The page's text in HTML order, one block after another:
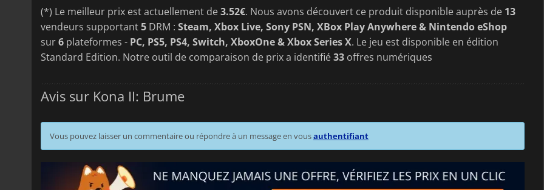
(*) Le meilleur prix est actuellement de3.52€. Nous avons découvert ce produit disponible auprès de 13
vendeurs supportant5 DRM : Steam, Xbox Live, Sony PSN, XBox Play Anywhere & Nintendo eShop
sur6 plateformes - PC, PS5, PS4, Switch, XboxOne & Xbox Series X. Le jeu est disponible en édition
Standard Edition. Notre outil de comparaison de prix a identifié33 offres numériques
Avis sur Kona II: Brume
Vous pouvez laisser un commentaire ou répondre à un message en vousauthentifiant